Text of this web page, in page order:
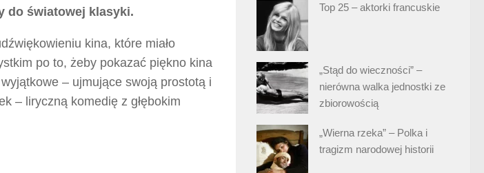
do światowej klasyki.
kina, które miało
po to, żeby pokazać piękno kina
– ujmujące swoją prostotą i
– liryczną komedię z głębokim
Top 25 – aktorki francuskie
„Stąd do wieczności” –
nierówna walka jednostki ze
zbiorowością
„Wierna rzeka” – Polka i
tragizm narodowej historii